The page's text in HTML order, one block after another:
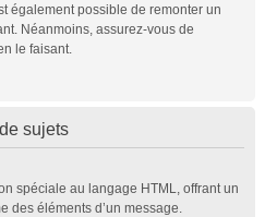
également possible de remonter un
Néanmoins, assurez-vous de
le faisant.
sujets
spéciale au langage HTML, offrant un
des éléments d’un message.